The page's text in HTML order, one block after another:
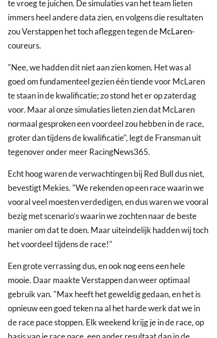
te vroeg te juichen. De simulaties van het team lieten
immers heel andere data zien, en volgens die resultaten
zou Verstappen het toch afleggen tegen deMcLaren-
coureurs.
"Nee, we hadden dit niet aan zien komen. Het was al
goed om fundamenteel gezien één tiende voor McLaren
te staan in de kwalificatie; zo stond het er op zaterdag
voor. Maar al onze simulaties lieten zien dat McLaren
normaal gesproken een voordeel zou hebben in de race,
groter dan tijdens de kwalificatie", legt de Fransman uit
tegenover onder meer RacingNews365.
Echt hoog waren de verwachtingen bij Red Bull dus niet,
bevestigt Mekies. "We rekenden op een race waarin we
vooral veel moesten verdedigen, en dus waren we vooral
bezig met scenario’s waarin we zochten naar de beste
manier om dat te doen. Maar uiteindelijk hadden wij toch
het voordeel tijdens de race!"
Een grote verrassing dus, en ook nog eens een hele
mooie. Daar maakte Verstappen dan weer optimaal
gebruik van. "Max heeft het geweldig gedaan, en het is
opnieuw een goed teken na al het harde werk dat we in
de race pace stoppen. Elk weekend krijg je in de race, op